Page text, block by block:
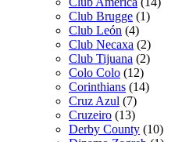
Club Brugge (1)
Club León (4)
Club Necaxa (2)
Club Tijuana (2)
Colo Colo (12)
Corinthians (14)
Cruz Azul (7)
Cruzeiro (13)
Derby County (10)